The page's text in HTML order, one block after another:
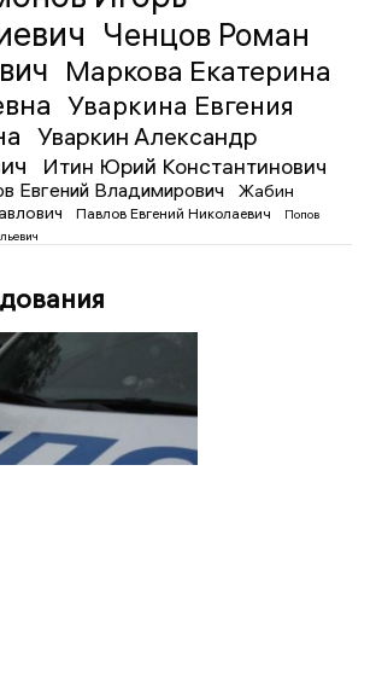
Ченцов Роман
Маркова Екатерина
Уваркина Евгения
Уваркин Александр
Итин Юрий Константинович
Евгений Владимирович
Жабин
Павлов Евгений Николаевич
Попов